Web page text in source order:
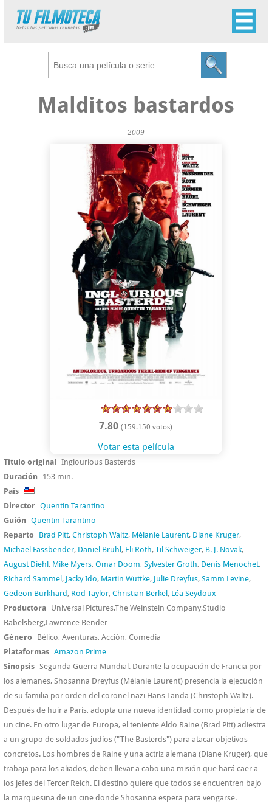
Malditos bastardos
2009
7.80(159.150 votos)
Votar esta película
Título original
Inglourious Basterds
Duración 153 min.
País
Director Quentin Tarantino
Guión Quentin Tarantino
Reparto
Brad Pitt, Christoph Waltz, Mélanie Laurent, Diane Kruger,
Michael Fassbender, Daniel Brühl , Eli Roth, Til Schweiger, B. J. Novak,
August Diehl , Mike Myers, Omar Doom, Sylvester Groth, Denis Menochet,
Richard Sammel , Jacky Ido, Martin Wuttke, Julie Dreyfus, Samm Levine,
Gedeon Burkhard , Rod Taylor, Christian Berkel , Léa Seydoux
Productora Universal Pictures,The Weinstein Company,Studio
Babelsberg,Lawrence Bender
Género
Bélico, Aventuras, Acción, Comedia
Plataformas Amazon Prime
Sinopsis Segunda Guerra Mundial. Durante la ocupación de Francia por
los alemanes, Shosanna Dreyfus (Mélanie Laurent) presencia la ejecución
de su familia por orden del coronel nazi Hans Landa (Christoph Waltz).
Después de huir a París, adopta una nueva identidad como propietaria de
un cine. En otro lugar de Europa, el teniente Aldo Raine (Brad Pitt) adiestra
a un grupo de soldados judíos ("The Basterds") para atacar objetivos
concretos. Los hombres de Raine y una actriz alemana (Diane Kruger), que
trabaja para los aliados, deben llevar a cabo una misión que hará caer a
los jefes del Tercer Reich. El destino quiere que todos se encuentren bajo
la marquesina de un cine donde Shosanna espera para vengarse.